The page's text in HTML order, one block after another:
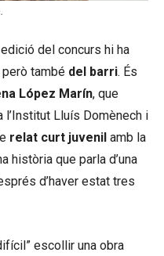
del concurs hi ha
però també del barri. És
López Marín, que
Lluís Domènech i
relat curt juvenil amb la
història que parla d’una
d’haver estat tres
escollir una obra